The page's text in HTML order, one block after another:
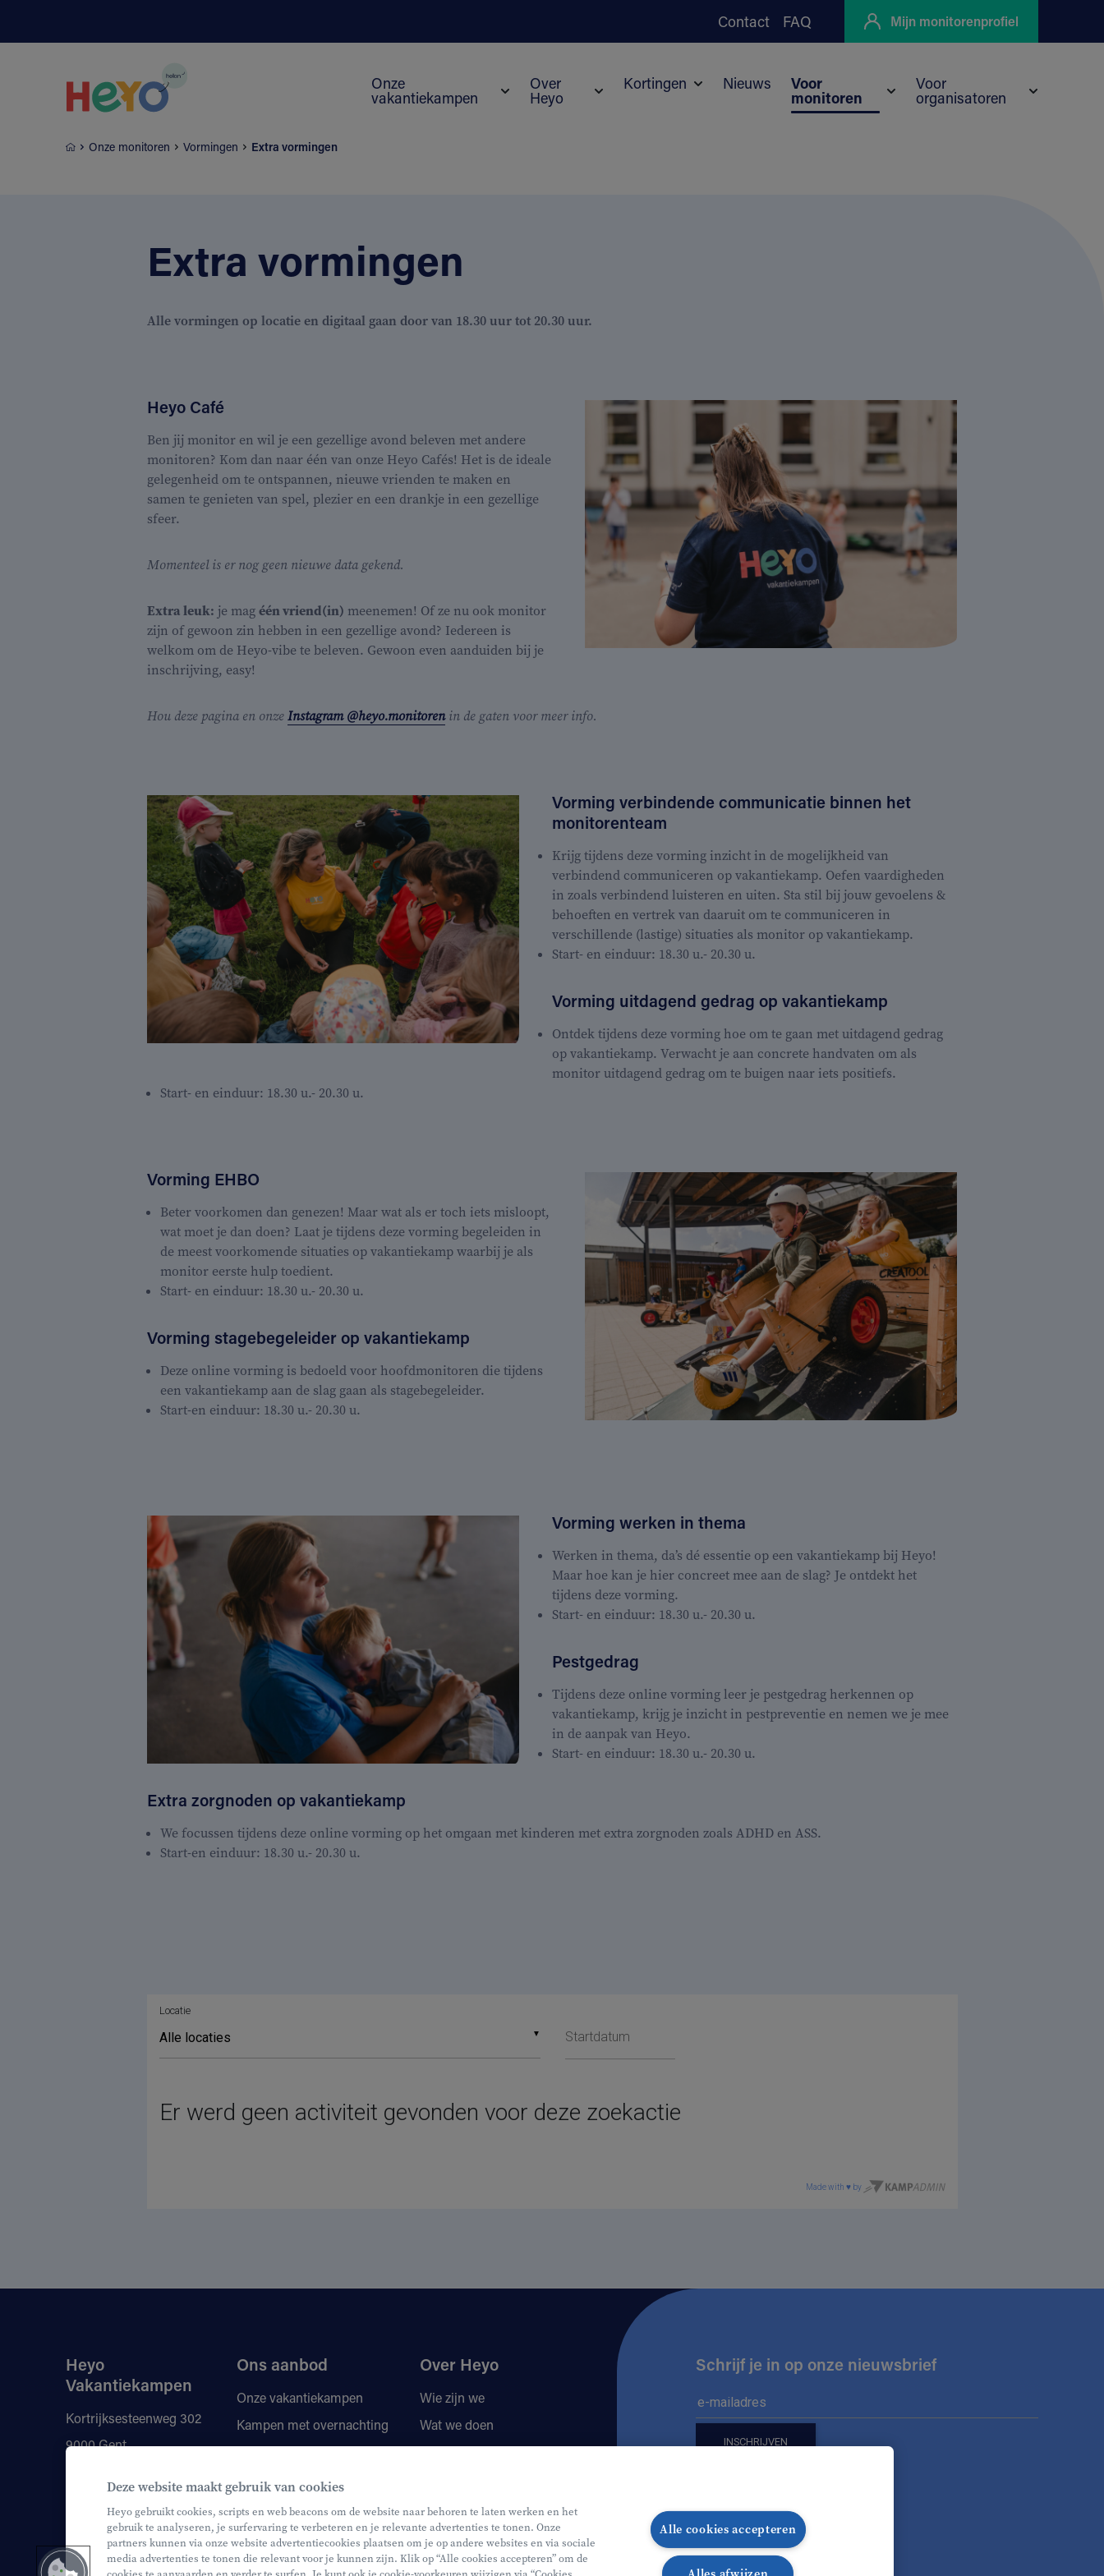
Contact FAQ Mijn monitorenprofiel
Onze
vakantiekampen
Submenu voor Onze vakantiekampen
Over
Heyo
Kortingen
Submenu voor Kortingen
Nieuws Voor
monitoren
Submenu voor Voor monitoren
Voor
organisatoren
Onze monitoren Vormingen Extra vormingen
Extra vormingen
Alle vormingen op locatie en digitaal gaan door van 18.30 uur tot 20.30 uur.
Heyo Café
Ben jij monitor en wil je een gezellige avond beleven met andere
monitoren? Kom dan naar één van onze Heyo Cafés! Het is de ideale
gelegenheid om te ontspannen, nieuwe vrienden te maken en
samen te genieten van spel, plezier en een drankje in een gezellige
sfeer.
Momenteel is er nog geen nieuwe data gekend.
Extra leuk: je magéén vriend(in) meenemen! Of ze nu ook monitor
zijn of gewoon zin hebben in een gezellige avond? Iedereen is
welkom om de Heyo-vibe te beleven. Gewoon even aanduiden bij je
inschrijving, easy!
Hou deze pagina en onzeInstagram @heyo.monitorenin de gaten voor meer info.
Vorming verbindende communicatie binnen het
monitorenteam
Krijg tijdens deze vorming inzicht in de mogelijkheid van
verbindend communiceren op vakantiekamp. Oefen vaardigheden
in zoals verbindend luisteren en uiten. Sta stil bij jouw gevoelens &
behoeften en vertrek van daaruit om te communiceren in
verschillende (lastige) situaties als monitor op vakantiekamp.
Start- en einduur: 18.30 u.- 20.30 u.
Vorming uitdagend gedrag op vakantiekamp
Ontdek tijdens deze vorming hoe om te gaan met uitdagend gedrag
op vakantiekamp. Verwacht je aan concrete handvaten om als
monitor uitdagend gedrag om te buigen naar iets positiefs.
Start- en einduur: 18.30 u.- 20.30 u.
Vorming EHBO
Beter voorkomen dan genezen! Maar wat als er toch iets misloopt,
wat moet je dan doen? Laat je tijdens deze vorming begeleiden in
de meest voorkomende situaties op vakantiekamp waarbij je als
monitor eerste hulp toedient.
Start- en einduur: 18.30 u.- 20.30 u.
Vorming stagebegeleider op vakantiekamp
Deze online vorming is bedoeld voor hoofdmonitoren die tijdens
een vakantiekamp aan de slag gaan als stagebegeleider.
Start-en einduur: 18.30 u.- 20.30 u.
Vorming werken in thema
Werken in thema, da’s dé essentie op een vakantiekamp bij Heyo!
Maar hoe kan je hier concreet mee aan de slag? Je ontdekt het
tijdens deze vorming.
Start- en einduur: 18.30 u.- 20.30 u.
Pestgedrag
Tijdens deze online vorming leer je pestgedrag herkennen op
vakantiekamp, krijg je inzicht in pestpreventie en nemen we je mee
in de aanpak van Heyo.
Start- en einduur: 18.30 u.- 20.30 u.
Extra zorgnoden op vakantiekamp
We focussen tijdens deze online vorming op het omgaan met kinderen met extra zorgnoden zoals ADHD en ASS.
Start-en einduur: 18.30 u.- 20.30 u.
Heyo
Vakantiekampen
Kortrijksesteenweg 302
9000 Gent
+32 (0)497 41 82 31
monitor@heyo.be
Ons aanbod
Onze vakantiekampen
Kampen met overnachting
Vragen
Kortingen
Onze monitoren
Over Heyo
Wie zijn we
Wat we doen
Locaties
Schrijf je in op onze nieuwsbrief
FacebookInstagram
LinkedIn
TikTok
Deze website maakt gebruik van cookies
Heyo gebruikt cookies, scripts en web beacons om de website naar behoren te laten werken en het
gebruik te analyseren, je surfervaring te verbeteren en je relevante advertenties te tonen. Onze
partners kunnen via onze website advertentiecookies plaatsen om je op andere websites en via sociale
media advertenties te tonen die relevant voor je kunnen zijn. Klik op “Alle cookies accepteren” om de
Alle cookies accepteren